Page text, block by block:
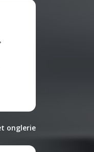
onglerie